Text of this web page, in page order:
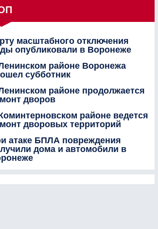
масштабного отключения
опубликовали в Воронеже
районе Воронежа
субботник
районе продолжается
дворов
районе ведется
дворовых территорий
атаке БПЛА повреждения
дома и автомобили в